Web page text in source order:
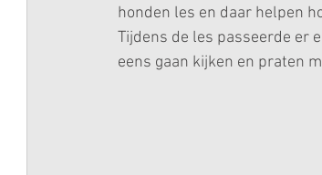
honden les en daar helpen
Tijdens de les passeerde er
eens gaan kijken en praten